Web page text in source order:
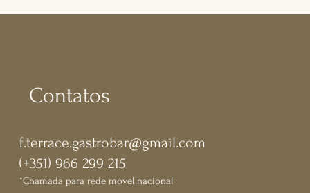
Contatos
f.terrace.gastrobar@gmail.com
(+351) 966 299 215
*Chamada para rede móvel nacional